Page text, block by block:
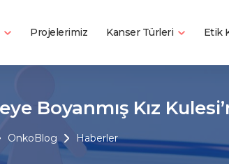
Projelerimiz Kanser Türleri Etik
Boyanmış Kız
OnkoBlog Haberler